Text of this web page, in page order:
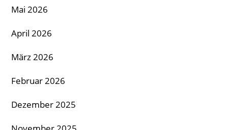
Mai 2026
April 2026
März 2026
Februar 2026
Dezember 2025